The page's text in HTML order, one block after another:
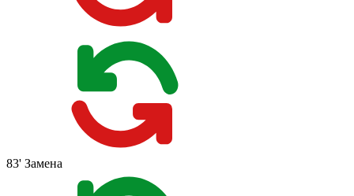
83' Замена